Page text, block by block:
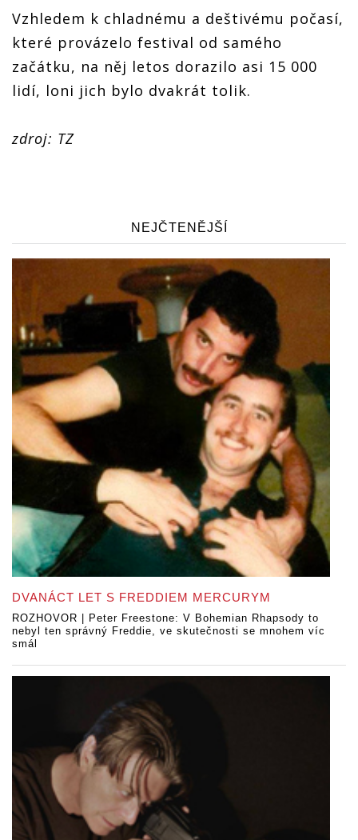
Vzhledem k chladnému a deštivému počasí,
které provázelo festival od samého
začátku, na něj letos dorazilo asi 15 000
lidí, loni jich bylo dvakrát tolik.
zdroj: TZ
NEJČTENĚJŠÍ
DVANÁCT LET S FREDDIEM MERCURYM
ROZHOVOR | Peter Freestone: V Bohemian Rhapsody to
nebyl ten správný Freddie, ve skutečnosti se mnohem víc
smál